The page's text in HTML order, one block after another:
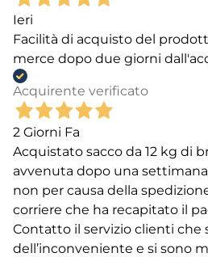
Ieri
Facilità di acquisto del
merce dopo due giorni
Acquirente verificato
2 Giorni Fa
Acquistato sacco da 12 kg di
avvenuta dopo una
non per causa della
corriere che ha recapitato il
Contatto il servizio clienti che
dell’inconveniente e si sono